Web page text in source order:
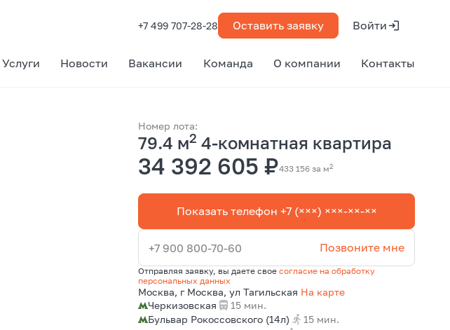
+7 499 707-28-28 Оставить заявку Войти
Услуги Новости Вакансии Команда О компании Контакты
Номер лота:
79.4 м2 4-комнатная квартира
34 392 605 ₽433 156 за м2
Показать телефон +7 (×××) ×××-××-××
+7 900 800-70-60 Позвоните мне
Отправляя заявку, вы даете своесогласие на обработку
персональных данных
Москва, г Москва, ул Тагильская На карте
Черкизовская
15 мин.
Бульвар Рокоссовского (14л)
15 мин.